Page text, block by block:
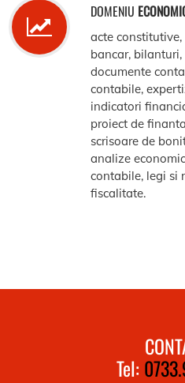
DOMENIU
acte
bancar,
documente
contabile,
indicatori
proiect de
scrisoare de
analize
contabile, legi si
fiscalitate.
Tel: